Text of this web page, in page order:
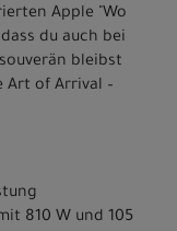
Apple "Wo
du auch bei
bleibst
Art of Arrival –
810 W und 105